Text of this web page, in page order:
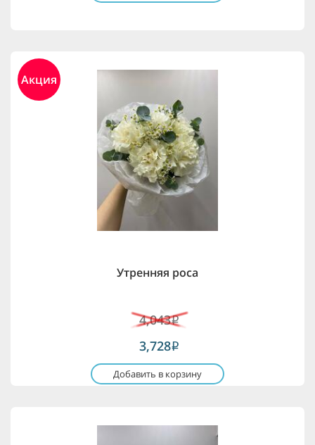
Акция
Утренняя роса
4,043i
3,728i
Добавить в корзину